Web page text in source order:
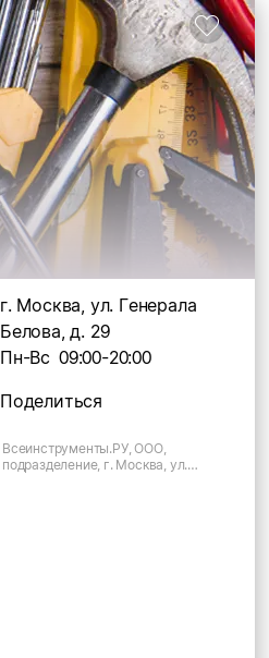
г. Москва, ул. Генерала
Белова, д. 29
Пн-Вс 09:00-20:00
Поделиться
Всеинструменты.РУ, ООО,
подразделение, г. Москва, ул.